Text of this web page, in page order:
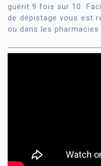
guérit 9 fois sur 10.
de dépistage vous est
ou dans les